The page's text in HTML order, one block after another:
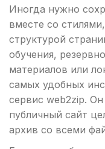
Иногда нужно
вместе со
структурой
обучения,
материалов или
самых удобных
сервис web2zip.
публичный сайт
архив со всеми